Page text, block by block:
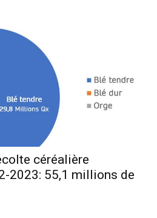
céréalière
2023: 55,1 millions de